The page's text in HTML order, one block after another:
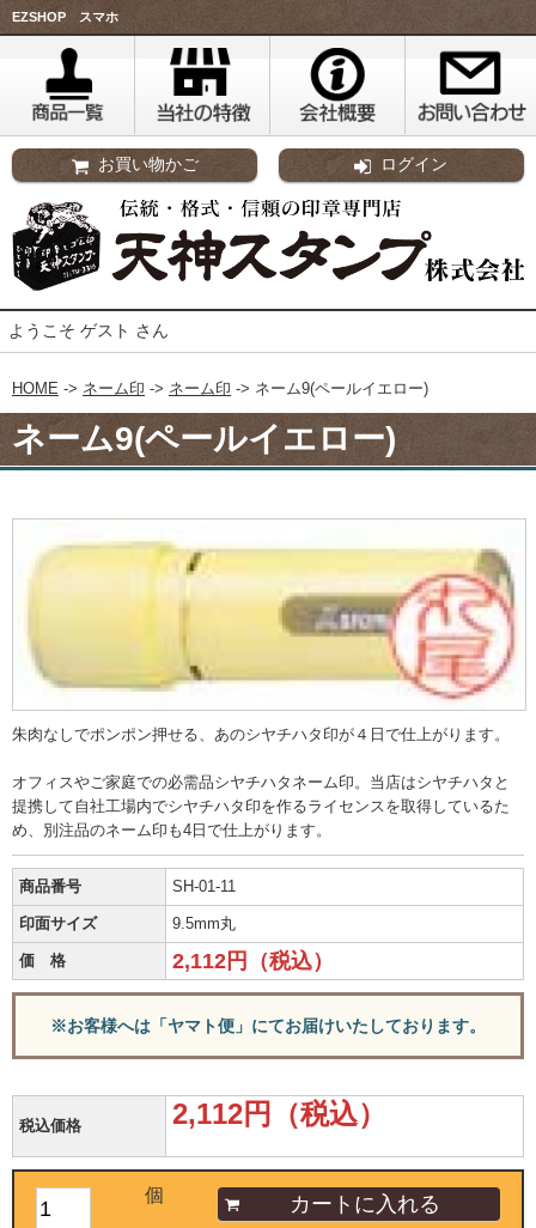
EZSHOP スマホ
お買い物かご ログイン
ようこそ ゲスト さん
HOME -> ネーム印 -> ネーム印 -> ネーム9(ペールイエロー)
ネーム9(ペールイエロー)
朱肉なしでポンポン押せる、あのシヤチハタ印が４日で仕上がります。
オフィスやご家庭での必需品シヤチハタネーム印。当店はシヤチハタと
提携して自社工場内でシヤチハタ印を作るライセンスを取得しているた
め、別注品のネーム印も4日で仕上がります。
商品番号 SH-01-11
印面サイズ 9.5mm丸
価 格 2,112円（税込）
※お客様へは「ヤマト便」にてお届けいたしております。
税込価格 2,112円（税込）
個